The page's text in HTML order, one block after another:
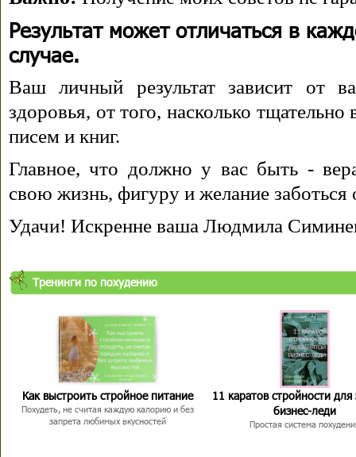
Результат может отличаться в
случае.
Ваш личный результат зависит от
здоровья, от того, насколько
писем и книг.
Главное, что должно у вас быть -
свою жизнь, фигуру и желание заботься
Удачи! Искренне ваша Людмила
Тренинги по похудению
Как выстроить стройное питание
Похудеть, не считая каждую калорию и без
запрета любимых вкусностей
11 каратов стройности для
бизнес-леди
Простая система